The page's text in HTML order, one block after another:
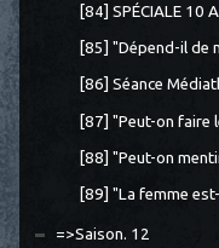
[84] SPÉCIALE 10
[85] "Dépend-il de
[86] Séance
[87] "Peut-on faire
[88] "Peut-on
[89] "La femme
=>Saison. 12